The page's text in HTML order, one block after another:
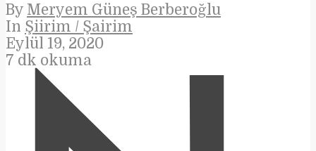
By Meryem Güneş Berberoğlu
In Şiirim / Şairim
Eylül 19, 2020
7 dk okuma